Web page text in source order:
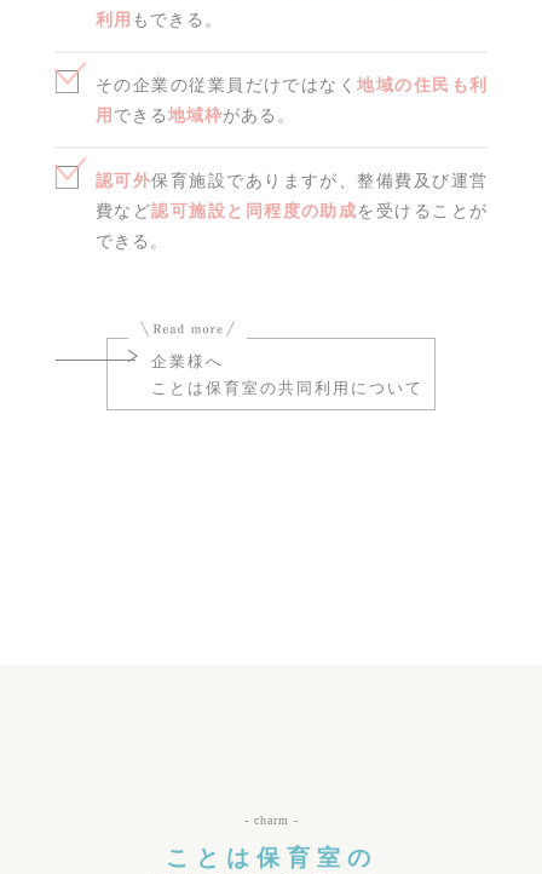
利用 もできる。
その企業の従業員だけではなく地域の住民も利
用 できる地域枠がある。
認可外保育施設でありますが、整備費及び運営
費など認可施設と同程度の助成を受けることが
できる。
企業様へ
ことは保育室の共同利用について
- charm -
ことは保育室の